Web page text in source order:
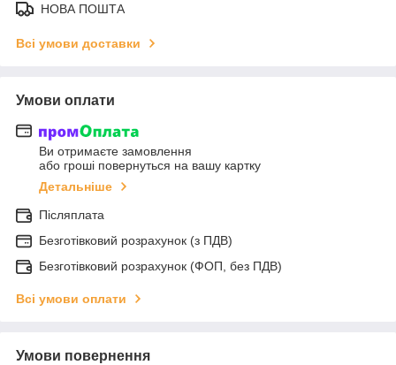
НОВА ПОШТА
Всі умови доставки
Умови оплати
Ви отримаєте замовлення
або гроші повернуться на вашу картку
Детальніше
Післяплата
Безготівковий розрахунок (з ПДВ)
Безготівковий розрахунок (ФОП, без ПДВ)
Всі умови оплати
Умови повернення